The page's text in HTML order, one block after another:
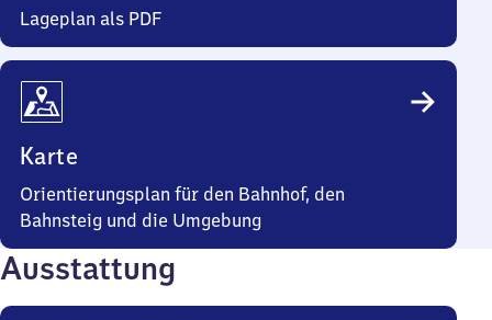
Lageplan als PDF
Karte
Orientierungsplan für den Bahnhof, den
Bahnsteig und die Umgebung
Ausstattung